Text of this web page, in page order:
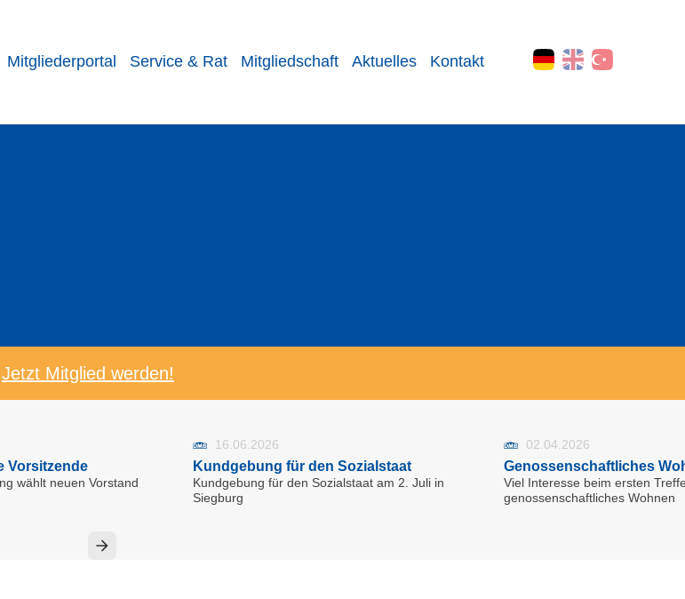
Mitgliederportal Service & Rat Mitgliedschaft Aktuelles Kontakt
Jetzt Mitglied werden!
Vorsitzende
wählt neuen Vorstand
16.06.2026
Kundgebung für den Sozialstaat
Kundgebung für den Sozialstaat am 2. Juli in
Siegburg
02.04.2026
Genossenschaftliches
Viel Interesse beim ersten
genossenschaftliches Wohnen